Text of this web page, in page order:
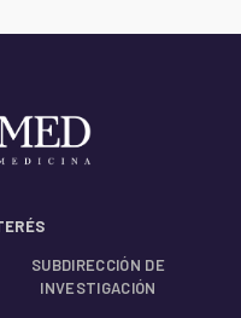
SUBDIRECCIÓN DE
INVESTIGACIÓN